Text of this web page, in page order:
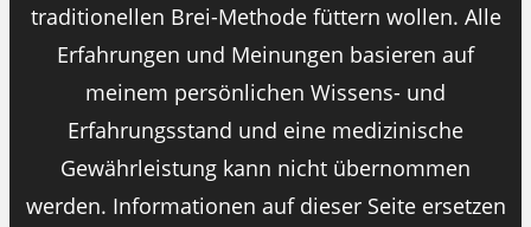
traditionellen Brei-Methode füttern wollen. Alle
Erfahrungen und Meinungen basieren auf
meinem persönlichen Wissens- und
Erfahrungsstand und eine medizinische
Gewährleistung kann nicht übernommen
werden. Informationen auf dieser Seite ersetzen